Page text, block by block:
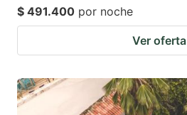
$ 491.400 por noche
Ver oferta